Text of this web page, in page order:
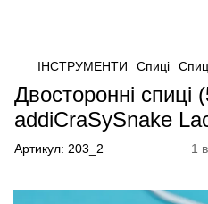
ІНСТРУМЕНТИ Спиці
Двосторонні спиці
addiCraSySnake
Артикул: 203_2 1